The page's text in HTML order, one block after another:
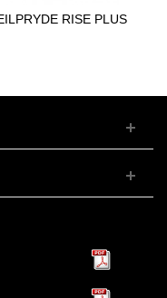
RISE PLUS